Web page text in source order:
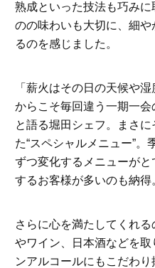
熟成といった技法も巧み
のの味わいも大切に、細
るのを感じました。
「薪火はその日の天候や
からこそ毎回違う一期一会
と語る堀田シェフ。まさ
た“スペシャルメニュー”。
ずつ変化するメニューが
するお客様が多いのも納得
さらに心を満たしてくれ
やワイン、日本酒などを
ンアルコールにもこだわ